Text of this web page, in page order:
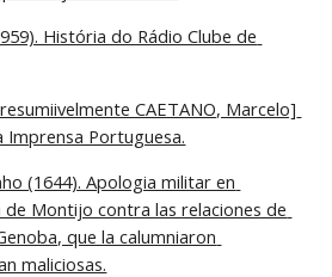
História do Rádio Clube de
CAETANO, Marcelo]
Imprensa Portuguesa.
(1644). Apologia militar en
Montijo contra las relaciones de
que la calumniaron
maliciosas.